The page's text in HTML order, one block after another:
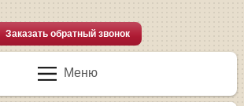
Заказать обратный звонок
Меню